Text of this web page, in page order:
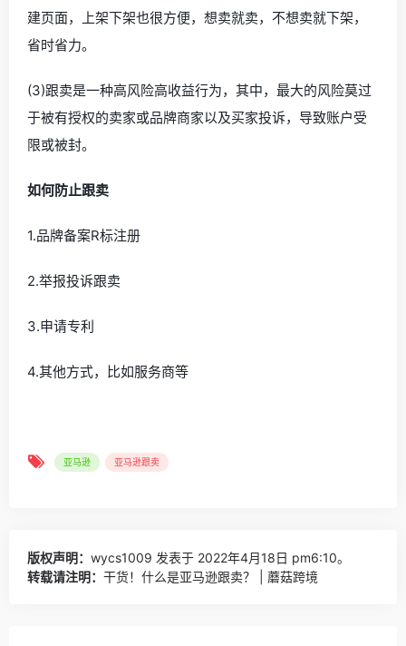
建页面，上架下架也很方便，想卖就卖，不想卖就下架，
省时省力。
(3)跟卖是一种高风险高收益行为，其中，最大的风险莫过
于被有授权的卖家或品牌商家以及买家投诉，导致账户受
限或被封。
如何防止跟卖
1.品牌备案R标注册
2.举报投诉跟卖
3.申请专利
4.其他方式，比如服务商等
亚马逊 亚马逊跟卖
版权声明： wycs1009 发表于 2022年4月18日 pm6:10。
转载请注明： 干货！什么是亚马逊跟卖？ | 蘑菇跨境